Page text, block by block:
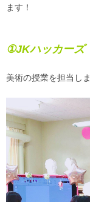
ます！
①JKハッカーズ
美術の授業を担当し